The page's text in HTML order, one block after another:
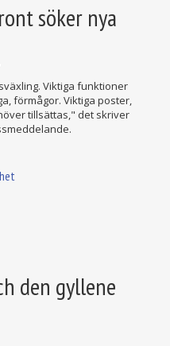
söker nya
Viktiga funktioner
förmågor. Viktiga poster,
tillsättas," det skriver
den gyllene